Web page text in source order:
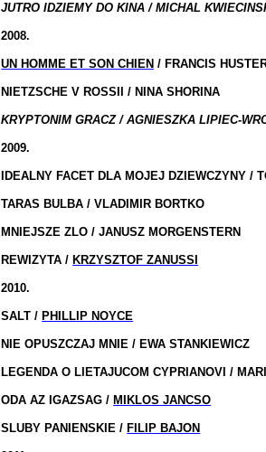
JUTRO IDZIEMY DO KINA / MICHAL
2008.
UN HOMME ET SON CHIEN / FRANCIS
NIETZSCHE V ROSSII / NINA SHORINA
KRYPTONIM GRACZ / AGNIESZKA LIPIEC-
2009.
IDEALNY FACET DLA MOJEJ DZIEWCZYNY /
TARAS BULBA / VLADIMIR BORTKO
MNIEJSZE ZLO / JANUSZ MORGENSTERN
REWIZYTA / KRZYSZTOF ZANUSSI
2010.
SALT / PHILLIP NOYCE
NIE OPUSZCZAJ MNIE / EWA STANKIEWICZ
LEGENDA O LIETAJUCOM CYPRIANOVI /
ODA AZ IGAZSAG / MIKLOS JANCSO
SLUBY PANIENSKIE / FILIP BAJON